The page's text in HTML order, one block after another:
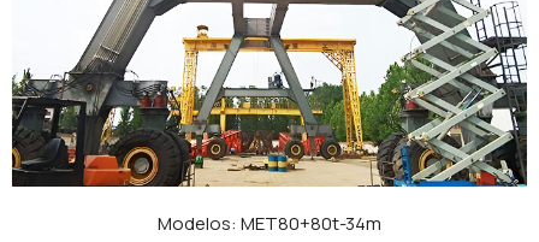
Modelos: MET80+80t-34m